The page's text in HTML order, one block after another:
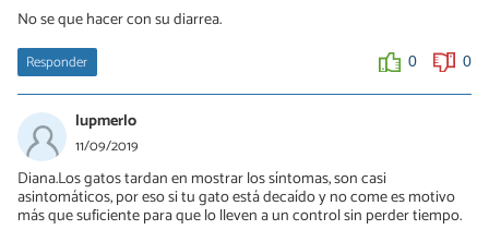
No se que hacer con su diarrea.
Responder 0 0
lupmerlo
11/09/2019
Diana.Los gatos tardan en mostrar los síntomas, son casi
asintomáticos, por eso si tu gato está decaído y no come es motivo
más que suficiente para que lo lleven a un control sin perder tiempo.